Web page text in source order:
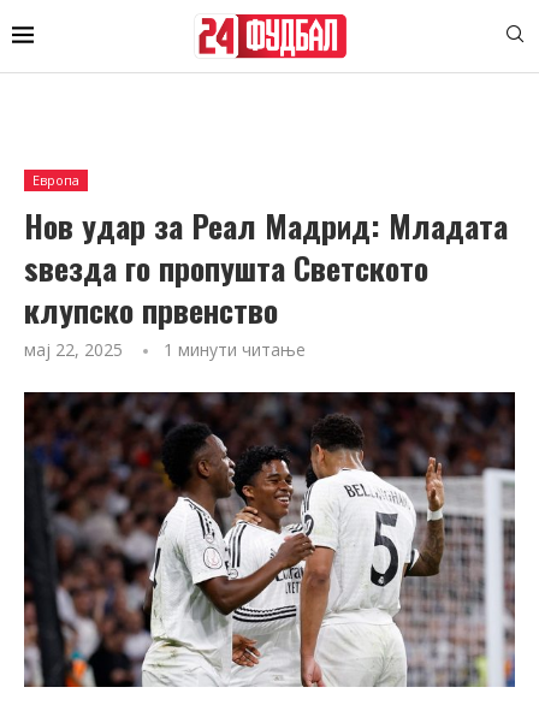
Европа
Нов удар за Реал Мадрид: Младата
ѕвезда го пропушта Светското
клупско првенство
мај 22, 2025 1 минути читање